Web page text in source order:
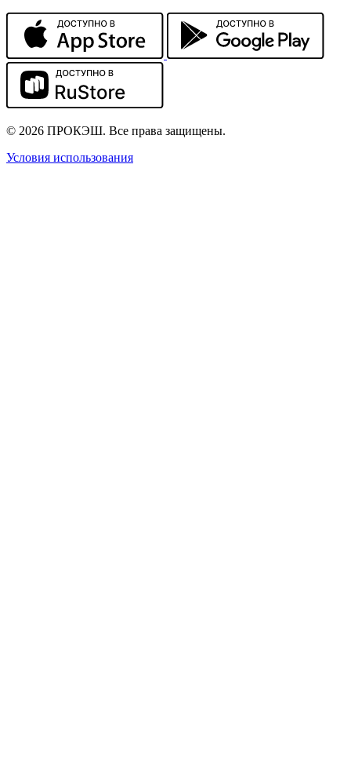
© 2026 ПРОКЭШ. Все права защищены.
Условия использования